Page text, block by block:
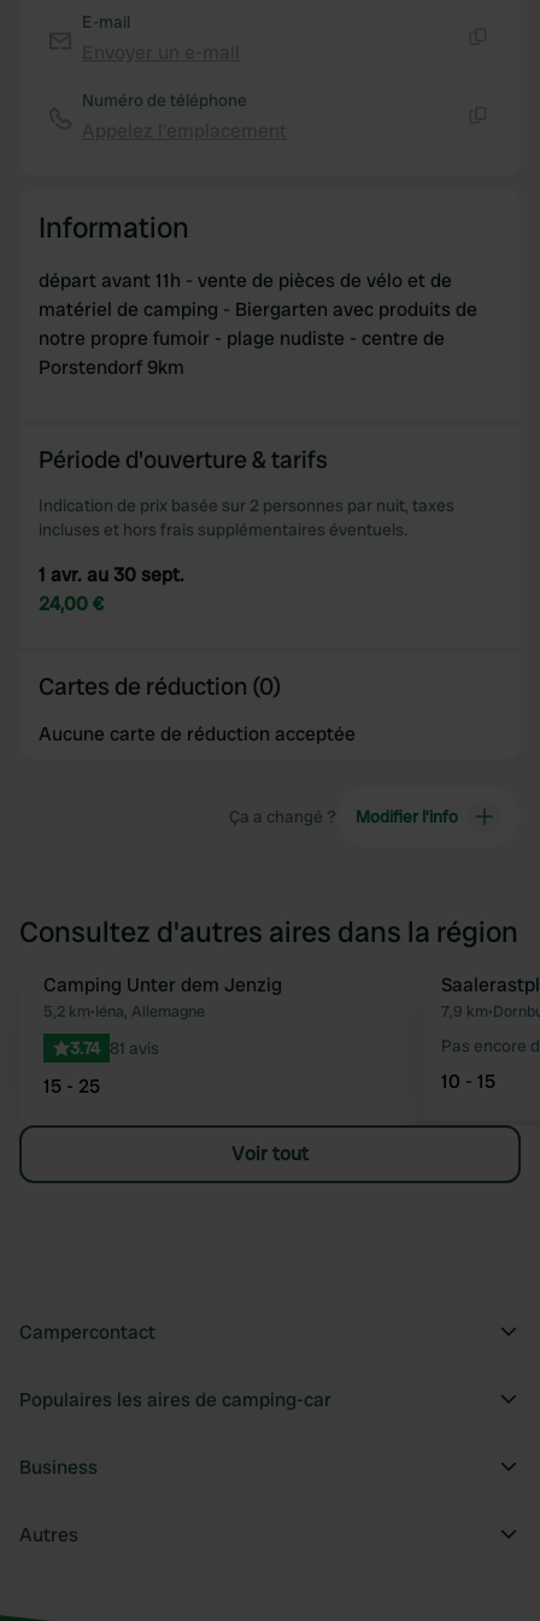
E-mail
Numéro de téléphone
Information
départ avant 11h - vente de pièces de vélo et de
matériel de camping - Biergarten avec produits de
notre propre fumoir - plage nudiste - centre de
Porstendorf 9km
Période d'ouverture & tarifs
Indication de prix basée sur 2 personnes par nuit, taxes
incluses et hors frais supplémentaires éventuels.
1 avr. au 30 sept.
24,00 €
Cartes de réduction (0)
Aucune carte de réduction acceptée
Ça a changé ? Modifier l’info
Consultez d'autres aires dans la région
Préféré
Camping Unter dem Jenzig
5,2 km•Iéna, Allemagne
3.74 81 avis
15 - 25
7,9 km•
Pas encore
10 - 15
Voir tout
Campercontact
Populaires les aires de camping-car
Business
Autres